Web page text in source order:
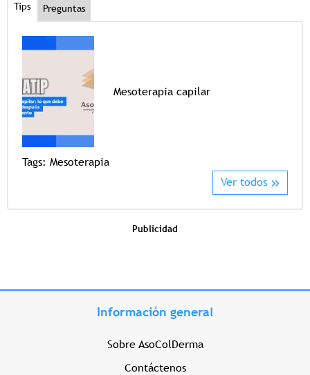
Tips Preguntas
Mesoterapia capilar
Tags: Mesoterapia
Ver todos
Publicidad
Información general
Sobre AsoColDerma
Contáctenos